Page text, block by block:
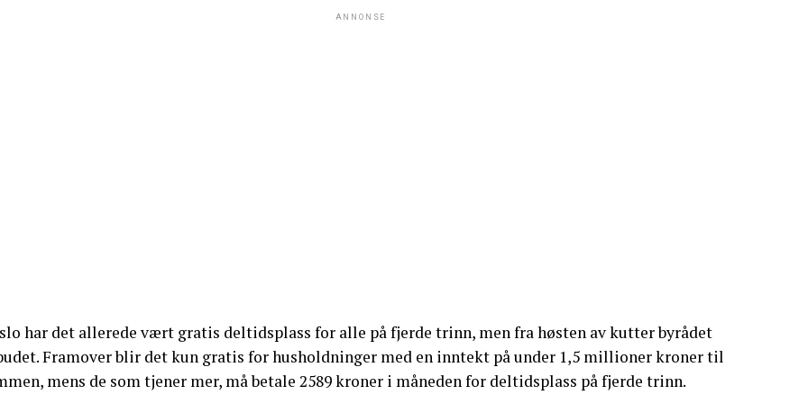
ANNONSE
har det allerede vært gratis deltidsplass for alle på fjerde trinn, men fra høsten av kutter byrådet
Framover blir det kun gratis for husholdninger med en inntekt på under 1,5 millioner kroner til
mens de som tjener mer, må betale 2589 kroner i måneden for deltidsplass på fjerde trinn.